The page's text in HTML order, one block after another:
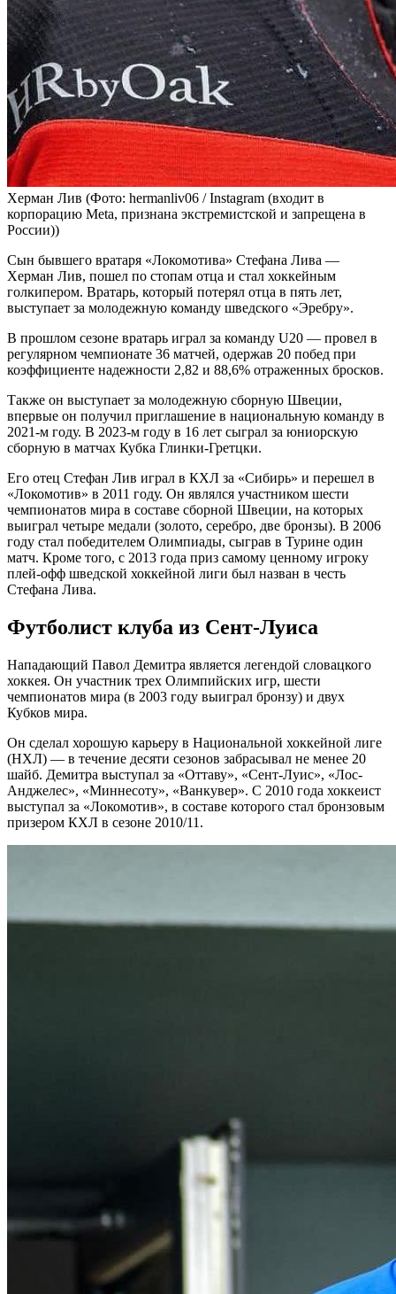
Херман Лив (Фото: hermanliv06 / Instagram (входит в
корпорацию Meta, признана экстремистской и запрещена в
России))
Сын бывшего вратаря «Локомотива» Стефана Лива —
Херман Лив, пошел по стопам отца и стал хоккейным
голкипером. Вратарь, который потерял отца в пять лет,
выступает за молодежную команду шведского «Эребру».
В прошлом сезоне вратарь играл за команду U20 — провел в
регулярном чемпионате 36 матчей, одержав 20 побед при
коэффициенте надежности 2,82 и 88,6% отраженных бросков.
Также он выступает за молодежную сборную Швеции,
впервые он получил приглашение в национальную команду в
2021-м году. В 2023-м году в 16 лет сыграл за юниорскую
сборную в матчах Кубка Глинки-Гретцки.
Его отец Стефан Лив играл в КХЛ за «Сибирь» и перешел в
«Локомотив» в 2011 году. Он являлся участником шести
чемпионатов мира в составе сборной Швеции, на которых
выиграл четыре медали (золото, серебро, две бронзы). В 2006
году стал победителем Олимпиады, сыграв в Турине один
матч. Кроме того, с 2013 года приз самому ценному игроку
плей-офф шведской хоккейной лиги был назван в честь
Стефана Лива.
Футболист клуба из Сент-Луиса
Нападающий Павол Демитра является легендой словацкого
хоккея. Он участник трех Олимпийских игр, шести
чемпионатов мира (в 2003 году выиграл бронзу) и двух
Кубков мира.
Он сделал хорошую карьеру в Национальной хоккейной лиге
(НХЛ) — в течение десяти сезонов забрасывал не менее 20
шайб. Демитра выступал за «Оттаву», «Сент-Луис», «Лос-
Анджелес», «Миннесоту», «Ванкувер». С 2010 года хоккеист
выступал за «Локомотив», в составе которого стал бронзовым
призером КХЛ в сезоне 2010/11.